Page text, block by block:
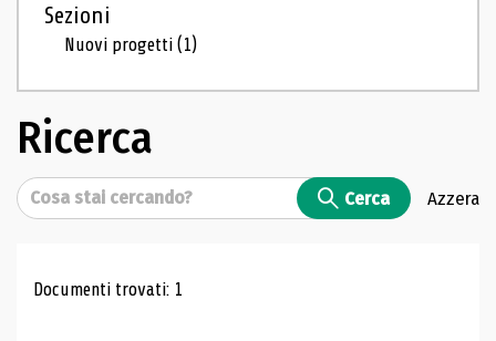
Sezioni
Nuovi progetti(1)
Ricerca
Cerca Cerca Azzera
Risultati di ricerca
Documenti trovati: 1